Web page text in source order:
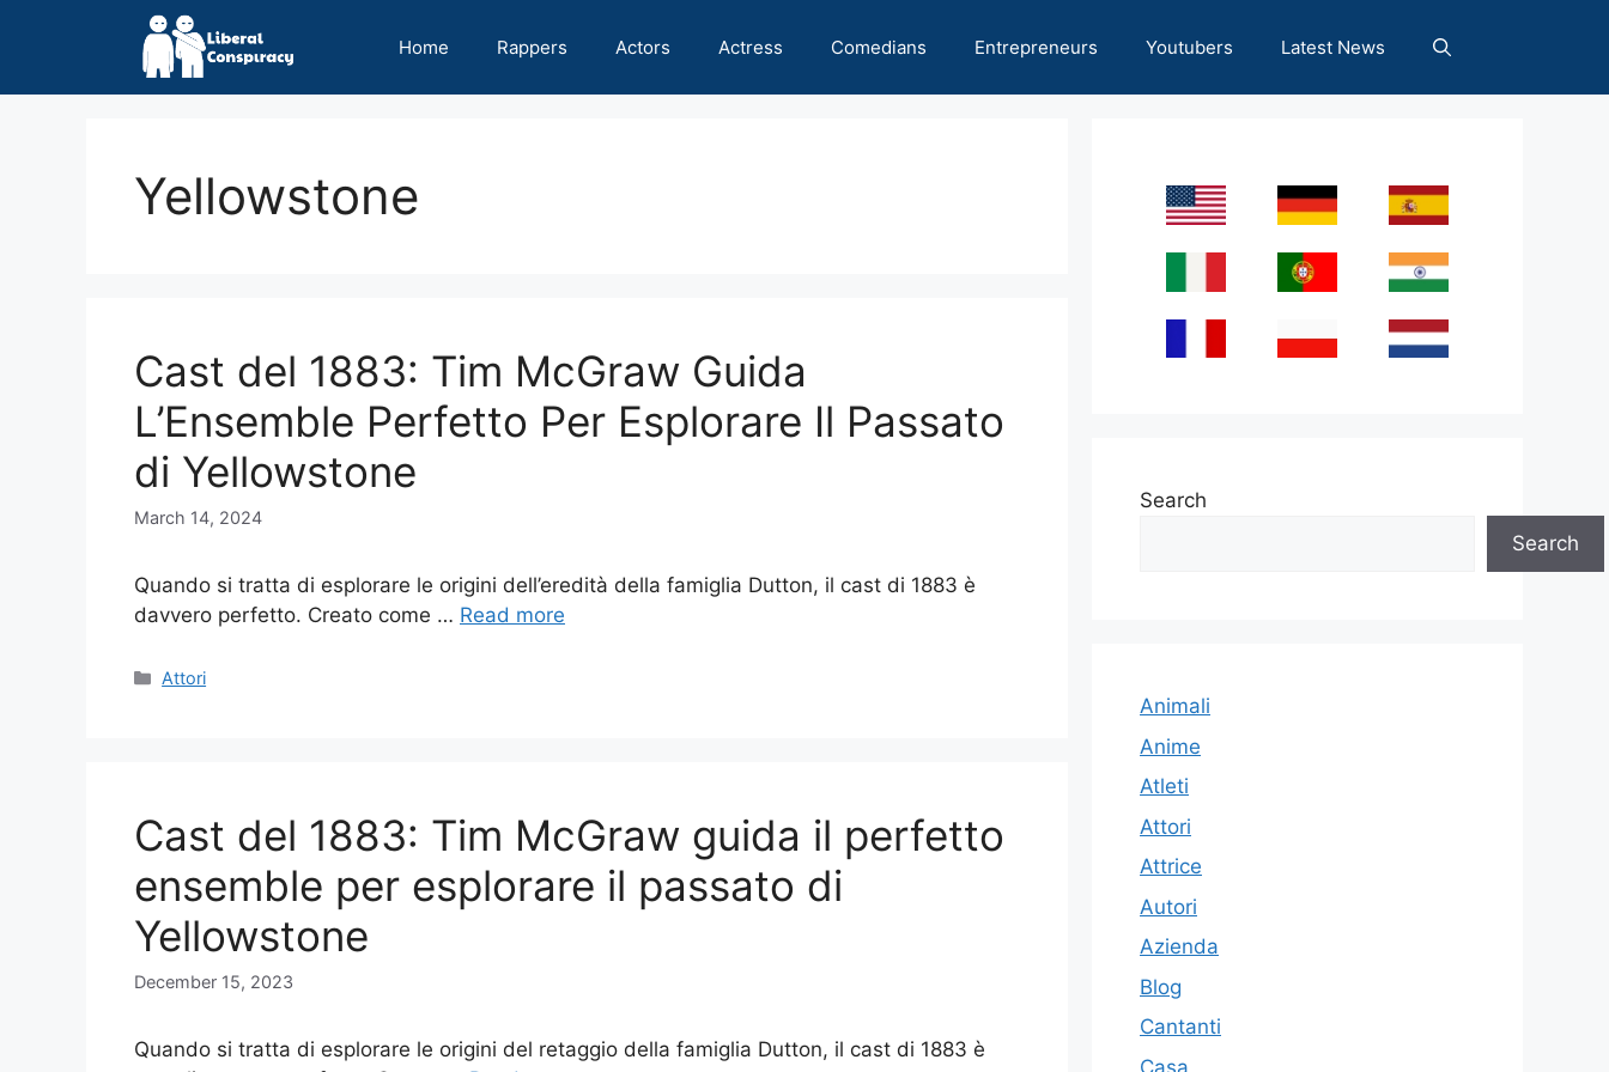
Home Rappers Actors Actress Comedians Entrepreneurs Youtubers Latest News
Yellowstone
Cast del 1883: Tim McGraw Guida
L’Ensemble Perfetto Per Esplorare Il Passato
di Yellowstone
March 14, 2024
Quando si tratta di esplorare le origini dell’eredità della famiglia Dutton, il cast di 1883 è
davvero perfetto. Creato come … Read more
Categories
Attori
Cast del 1883: Tim McGraw guida il perfetto
ensemble per esplorare il passato di
Yellowstone
December 15, 2023
Quando si tratta di esplorare le origini del retaggio della famiglia Dutton, il cast di 1883 è
Search
Search
Animali
Anime
Atleti
Attori
Attrice
Autori
Azienda
Blog
Cantanti
Casa